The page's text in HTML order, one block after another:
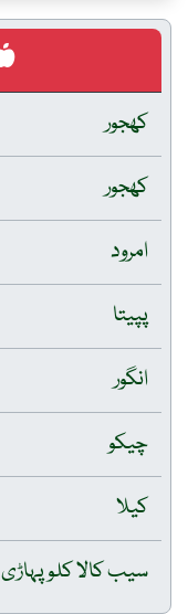
کھجور
کھجور
امرود
پپیتا
انگور
چیکو
کیلا
سیب کالا کلو پہاڑی